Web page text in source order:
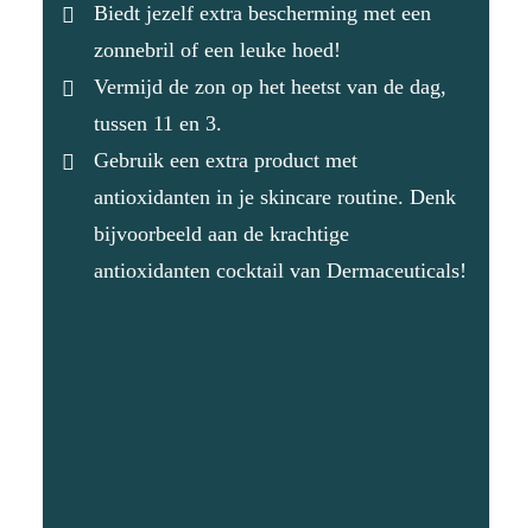
Biedt jezelf extra bescherming met een
zonnebril of een leuke hoed!
Vermijd de zon op het heetst van de dag,
tussen 11 en 3.
Gebruik een extra product met
antioxidanten in je skincare routine. Denk
bijvoorbeeld aan de krachtige
antioxidanten cocktail van Dermaceuticals!